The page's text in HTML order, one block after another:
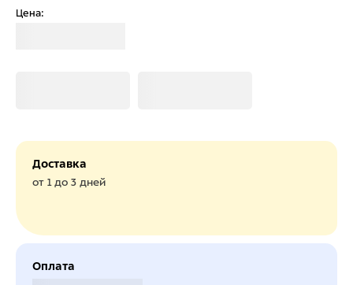
Цена:
Доставка
от 1 до 3 дней
Оплата